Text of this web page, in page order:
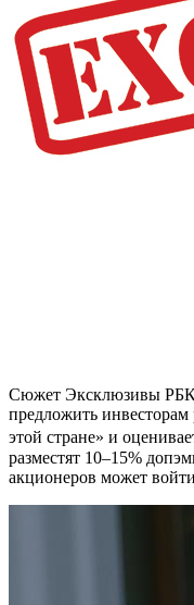
Сюжет Эксклюзивы РБК
предложить инвесторам
этой стране» и
разместят 10–15%
акционеров может